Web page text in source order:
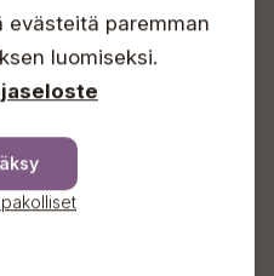
evästeitä paremman
luomiseksi.